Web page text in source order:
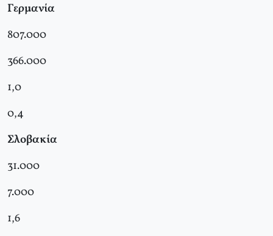
Γερμανία
807.000
366.000
1,0
0,4
Σλοβακία
31.000
7.000
1,6